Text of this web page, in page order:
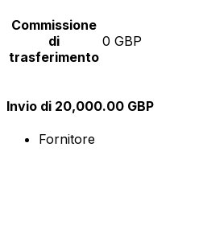
Commissione
di
trasferimento
0 GBP
Invio di 20,000.00 GBP
Fornitore